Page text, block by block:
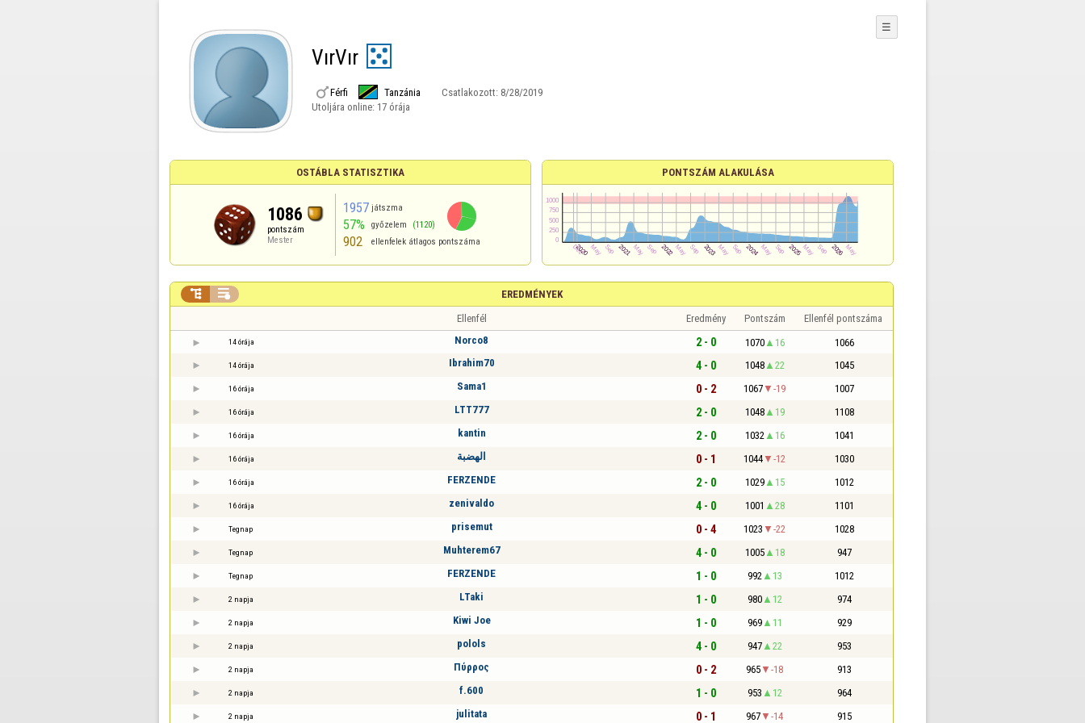
VırVır
Férfi Tanzánia Csatlakozott: 8/28/2019
Utoljára online: 17 órája
☰
OSTÁBLA STATISZTIKA
1086
pontszám
Mester
1957 játszma
57% győzelem (1120)
902 ellenfelek átlagos pontszáma
PONTSZÁM ALAKULÁSA
EREDMÉNYEK
 
Ellenfél Eredmény Pontszám Ellenfél pontszáma
14 órája Norco8 2 - 0 1070 16 1066
14 órája Ibrahim70 4 - 0 1048 22 1045
16 órája Sama1 0 - 2 1067 -19 1007
16 órája LTT777 2 - 0 1048 19 1108
16 órája kantin 2 - 0 1032 16 1041
16 órája الهضبة 0 - 1 1044 -12 1030
16 órája FERZENDE 2 - 0 1029 15 1012
16 órája zenivaldo 4 - 0 1001 28 1101
Tegnap prisemut 0 - 4 1023 -22 1028
Tegnap Muhterem67 4 - 0 1005 18 947
Tegnap FERZENDE 1 - 0 992 13 1012
2 napja LTaki 1 - 0 980 12 974
2 napja Kiwi Joe 1 - 0 969 11 929
2 napja polols 4 - 0 947 22 953
2 napja Πύρρος 0 - 2 965 -18 913
2 napja f.600 1 - 0 953 12 964
2 napja julitata 0 - 1 967 -14 915